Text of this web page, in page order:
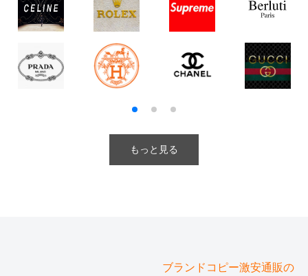
もっと見る
ブランドコピー激安通販の